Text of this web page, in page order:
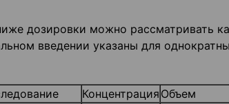
дозировки можно рассматривать
введении указаны для
Концентрация Объем